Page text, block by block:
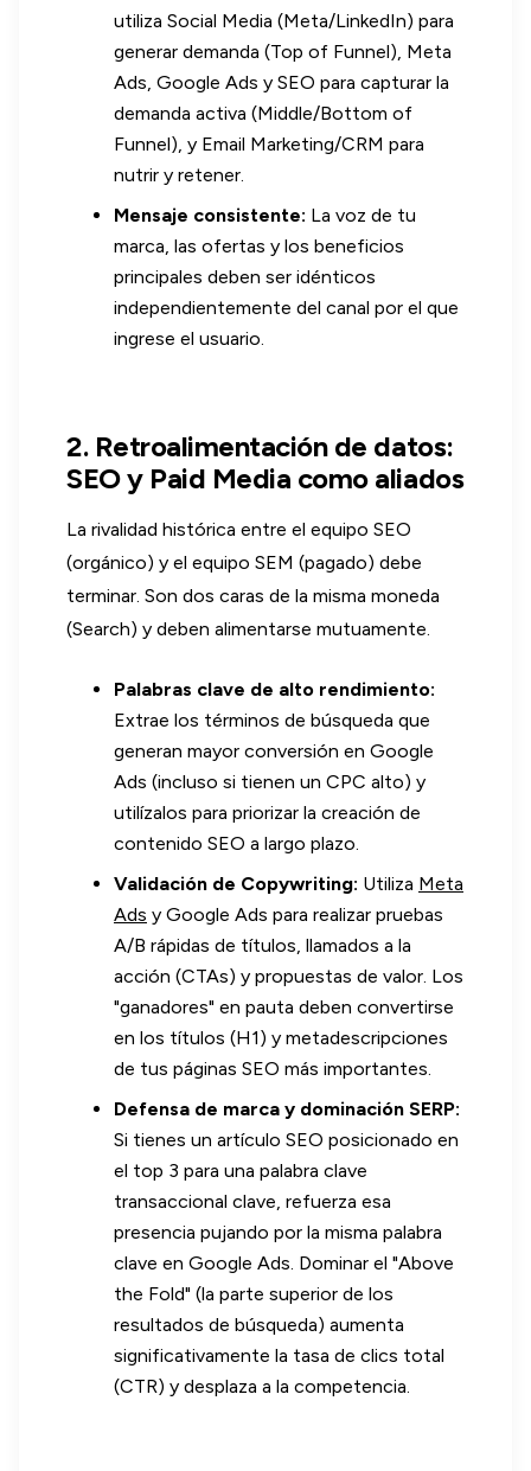
utiliza Social Media (Meta/LinkedIn) para
generar demanda (Top of Funnel), Meta
Ads, Google Ads y SEO para capturar la
demanda activa (Middle/Bottom of
Funnel), y Email Marketing/CRM para
nutrir y retener.
Mensaje consistente: La voz de tu
marca, las ofertas y los beneficios
principales deben ser idénticos
independientemente del canal por el que
ingrese el usuario.
2. Retroalimentación de datos:
SEO y Paid Media como aliados
La rivalidad histórica entre el equipo SEO
(orgánico) y el equipo SEM (pagado) debe
terminar. Son dos caras de la misma moneda
(Search) y deben alimentarse mutuamente.
Palabras clave de alto rendimiento:
Extrae los términos de búsqueda que
generan mayor conversión en Google
Ads (incluso si tienen un CPC alto) y
utilízalos para priorizar la creación de
contenido SEO a largo plazo.
Validación de Copywriting: Utiliza Meta
Ads y Google Ads para realizar pruebas
A/B rápidas de títulos, llamados a la
acción (CTAs) y propuestas de valor. Los
"ganadores" en pauta deben convertirse
en los títulos (H1) y metadescripciones
de tus páginas SEO más importantes.
Defensa de marca y dominación SERP:
Si tienes un artículo SEO posicionado en
el top 3 para una palabra clave
transaccional clave, refuerza esa
presencia pujando por la misma palabra
clave en Google Ads. Dominar el "Above
the Fold" (la parte superior de los
resultados de búsqueda) aumenta
significativamente la tasa de clics total
(CTR) y desplaza a la competencia.